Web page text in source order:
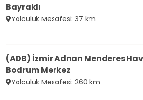
Bayraklı
Yolculuk Mesafesi: 37 km
(ADB) İzmir Adnan Menderes
Bodrum Merkez
Yolculuk Mesafesi: 260 km